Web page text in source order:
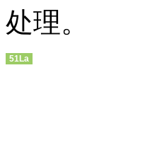
处理。
51La